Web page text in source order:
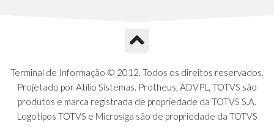
A1S - Notificacoes do Vendedor
A1U - Intermediadores
A1V - Schemas - Gestao de Vendas
A1W - Campos do Schema
A1X - CFDI Complemento Carta Porte
Terminal de Informação © 2012. Todos os direitos reservados.
Projetado por Atilio Sistemas. Protheus, ADVPL, TOTVS são
produtos e marca registrada de propriedade da TOTVS S.A.
Logotipos TOTVS e Microsiga são de propriedade da TOTVS